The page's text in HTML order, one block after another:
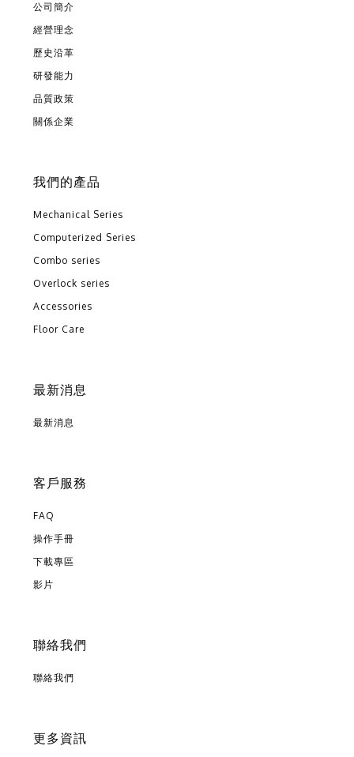
公司簡介
經營理念
歷史沿革
研發能力
品質政策
關係企業
我們的產品
Mechanical Series
Computerized Series
Combo series
Overlock series
Accessories
Floor Care
最新消息
最新消息
客戶服務
FAQ
操作手冊
下載專區
影片
聯絡我們
聯絡我們
更多資訊